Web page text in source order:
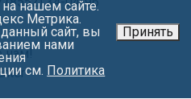
нам!
нашем сайте.
Метрика.
сайт, вы
нами
см. Политика
Принять